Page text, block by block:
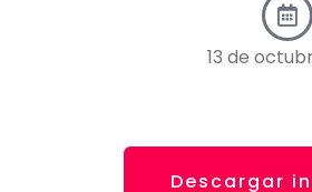
13 de
Descargar